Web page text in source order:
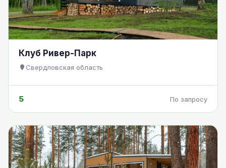
Клуб Ривер-Парк
Свердловская область
5 По запросу